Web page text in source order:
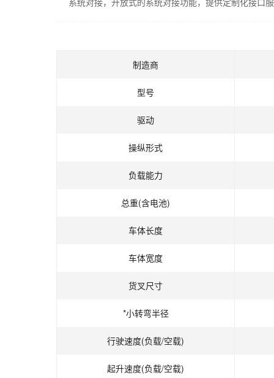
系统对接，开放式的系统对接功能，提供定制化接口
制造商
型号
驱动
操纵形式
负载能力
总重(含电池)
车体长度
车体宽度
货叉尺寸
*小转弯半径
行驶速度(负载/空载)
起升速度(负载/空载)